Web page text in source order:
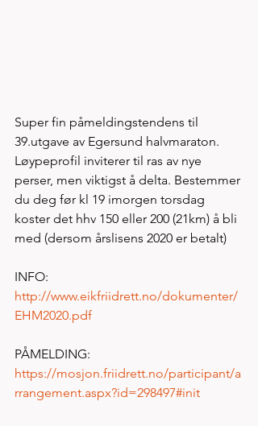
Super fin påmeldingstendens til
39.utgave av Egersund halvmaraton.
Løypeprofil inviterer til ras av nye
perser, men viktigst å delta. Bestemmer
du deg før kl 19 imorgen torsdag
koster det hhv 150 eller 200 (21km) å bli
med (dersom årslisens 2020 er betalt)
INFO:
http://www.eikfriidrett.no/dokumenter/
EHM2020.pdf
PÅMELDING:
https://mosjon.friidrett.no/participant/a
rrangement.aspx?id=298497#init